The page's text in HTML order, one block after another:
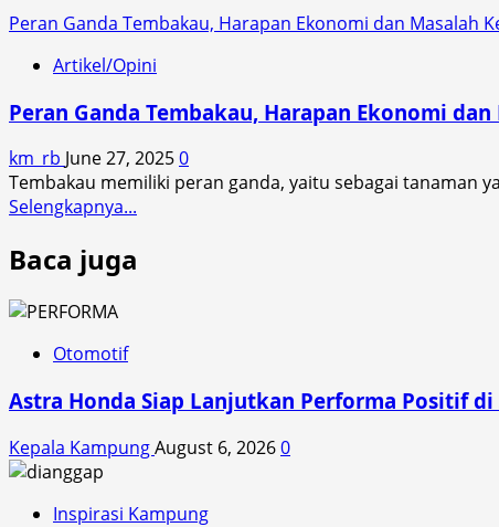
Peran Ganda Tembakau, Harapan Ekonomi dan Masalah
Artikel/Opini
Peran Ganda Tembakau, Harapan Ekonomi
km_rb June 27, 20250
Tembakau memiliki peran ganda, yaitu sebagai tanaman
Selengkapnya...
dan
Kesehatan
Baca juga
Otomotif
Astra Honda Siap Lanjutkan Performa Positif di
Kepala KampungAugust 6, 20260
Inspirasi Kampung